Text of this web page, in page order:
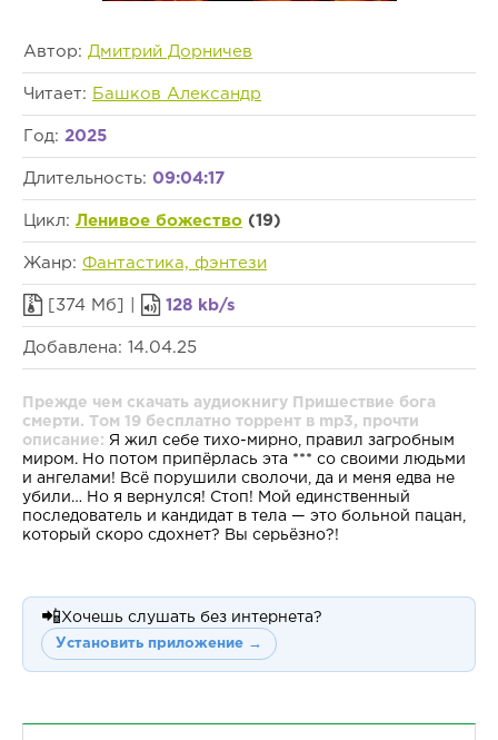
Автор: Дмитрий Дорничев
Читает: Башков Александр
Год: 2025
Длительность: 09:04:17
Цикл: Ленивое божество (19)
Жанр: Фантастика, фэнтези
[374 Мб] | 128 kb/s
Добавлена: 14.04.25
Прежде чем скачать аудиокнигу Пришествие бога
смерти. Том 19 бесплатно торрент в mp3, прочти
описание: Я жил себе тихо-мирно, правил загробным
миром. Но потом припёрлась эта *** со своими людьми
и ангелами! Всё порушили сволочи, да и меня едва не
убили… Но я вернулся! Стоп! Мой единственный
последователь и кандидат в тела — это больной пацан,
который скоро сдохнет? Вы серьёзно?!
📲 Хочешь слушать без интернета?
Установить приложение →